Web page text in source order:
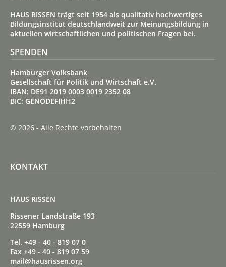
HAUS RISSEN trägt seit 1954 als qualitativ hoch­wertiges
Bildungs­institut deutsch­land­weit zur Meinungs­bildung in
aktuellen wirt­schaft­lichen und politischen Fragen bei.
SPENDEN
Hamburger Volksbank
Gesellschaft für Politik und Wirtschaft e.V.
IBAN: DE91 2019 0003 0019 2352 08
BIC: GENODEFIHH2
© 2026 - Alle Rechte vorbehalten
KONTAKT
HAUS RISSEN
Rissener Landstraße 193
22559 Hamburg
Tel. +49 - 40 - 819 07 0
Fax +49 - 40 - 819 07 59
mail@hausrissen.org